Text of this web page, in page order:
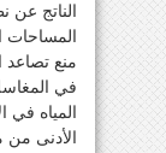
الناتج عن
المساحات
منع تصاعد
في
الأدنى من